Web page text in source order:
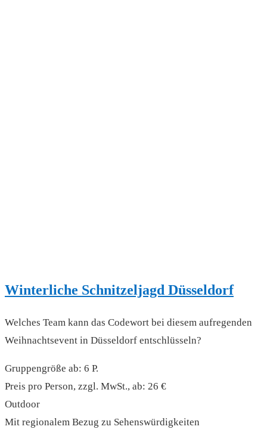
Winterliche Schnitzeljagd Düsseldorf
Welches Team kann das Codewort bei diesem aufregenden
Weihnachtsevent in Düsseldorf entschlüsseln?
Gruppengröße ab: 6 P.
Preis pro Person, zzgl. MwSt., ab: 26 €
Outdoor
Mit regionalem Bezug zu Sehenswürdigkeiten